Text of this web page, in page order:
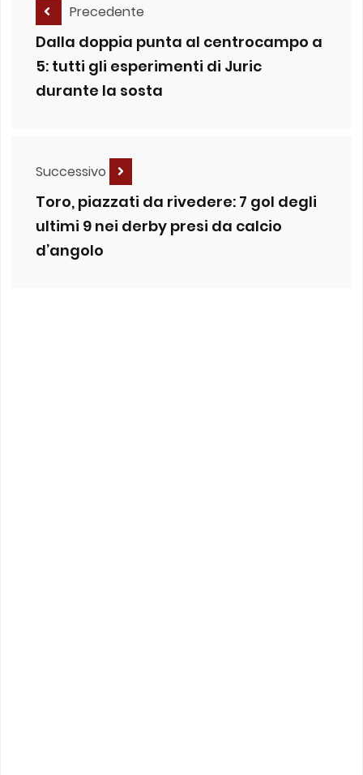
Precedente
Dalla doppia punta al centrocampo a
5: tutti gli esperimenti di Juric
durante la sosta
Successivo
Toro, piazzati da rivedere: 7 gol degli
ultimi 9 nei derby presi da calcio
d’angolo